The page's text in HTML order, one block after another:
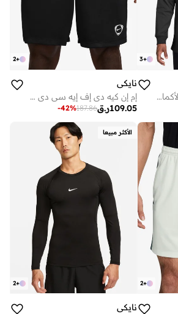
+
3
تي شيرت رجالي طويل الأكمام أساسي مستدام
+
2
نايكي
إم إن كيه دي إف إيه سي دي بلس شورت جي إكس إتش بي آر
ر.ق109.05
187.86
-42%
+
2
الأكثر مبيعا
+
2
نايكي